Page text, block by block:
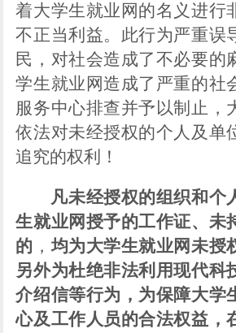
着大学生就业网的名义进行
不正当利益。此行为严重误
民，对社会造成了不必要的
学生就业网造成了严重的社
服务中心排查并予以制止，
依法对未经授权的个人及单
追究的权利！
凡未经授权的组织和个
生就业网授予的工作证、未
的 ，均为大学生就业网未授
另外为杜绝非法利用现代科
介绍信等行为，为保障大学
心及工作人员的合法权益，